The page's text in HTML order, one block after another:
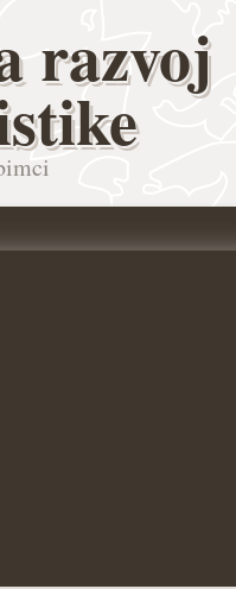
razvoj